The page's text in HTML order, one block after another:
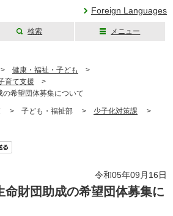
Foreign Languages
検索 メニュー
健康・福祉・子ども
>
育て支援 >
希望団体募集について
> 子ども・福祉部 > 少子化対策課 >
令和05年09月16日
命財団助成の希望団体募集に